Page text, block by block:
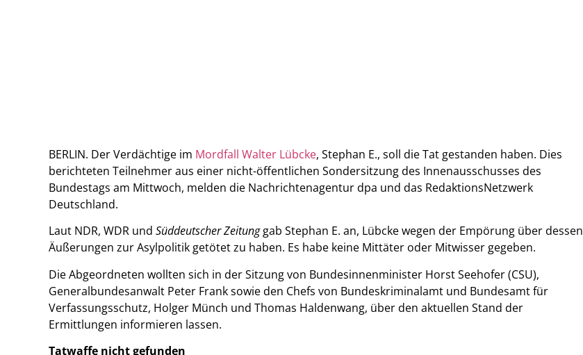
BERLIN. Der Verdächtige im Mordfall Walter Lübcke, Stephan E., soll die Tat gestanden haben. Dies
berichteten Teilnehmer aus einer nicht-öffentlichen Sondersitzung des Innenausschusses des
Bundestags am Mittwoch, melden die Nachrichtenagentur dpa und das RedaktionsNetzwerk
Deutschland.
Laut NDR, WDR und Süddeutscher Zeitunggab Stephan E. an, Lübcke wegen der Empörung über dessen
Äußerungen zur Asylpolitik getötet zu haben. Es habe keine Mittäter oder Mitwisser gegeben.
Die Abgeordneten wollten sich in der Sitzung von Bundesinnenminister Horst Seehofer (CSU),
Generalbundesanwalt Peter Frank sowie den Chefs von Bundeskriminalamt und Bundesamt für
Verfassungsschutz, Holger Münch und Thomas Haldenwang, über den aktuellen Stand der
Ermittlungen informieren lassen.
Tatwaffe nicht gefunden